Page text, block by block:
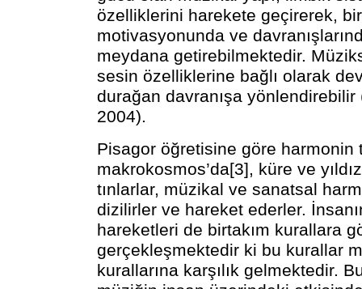
özelliklerini harekete geçirerek,
motivasyonunda ve
meydana getirebilmektedir.
sesin özelliklerine bağlı olarak
durağan davranışa yönlendirebilir
2004).
Pisagor öğretisine göre harmonin
makrokosmos’da[3], küre ve
tınlarlar, müzikal ve sanatsal
dizilirler ve hareket ederler.
hareketleri de birtakım kurallara
gerçekleşmektedir ki bu kurallar
kurallarına karşılık gelmektedir.